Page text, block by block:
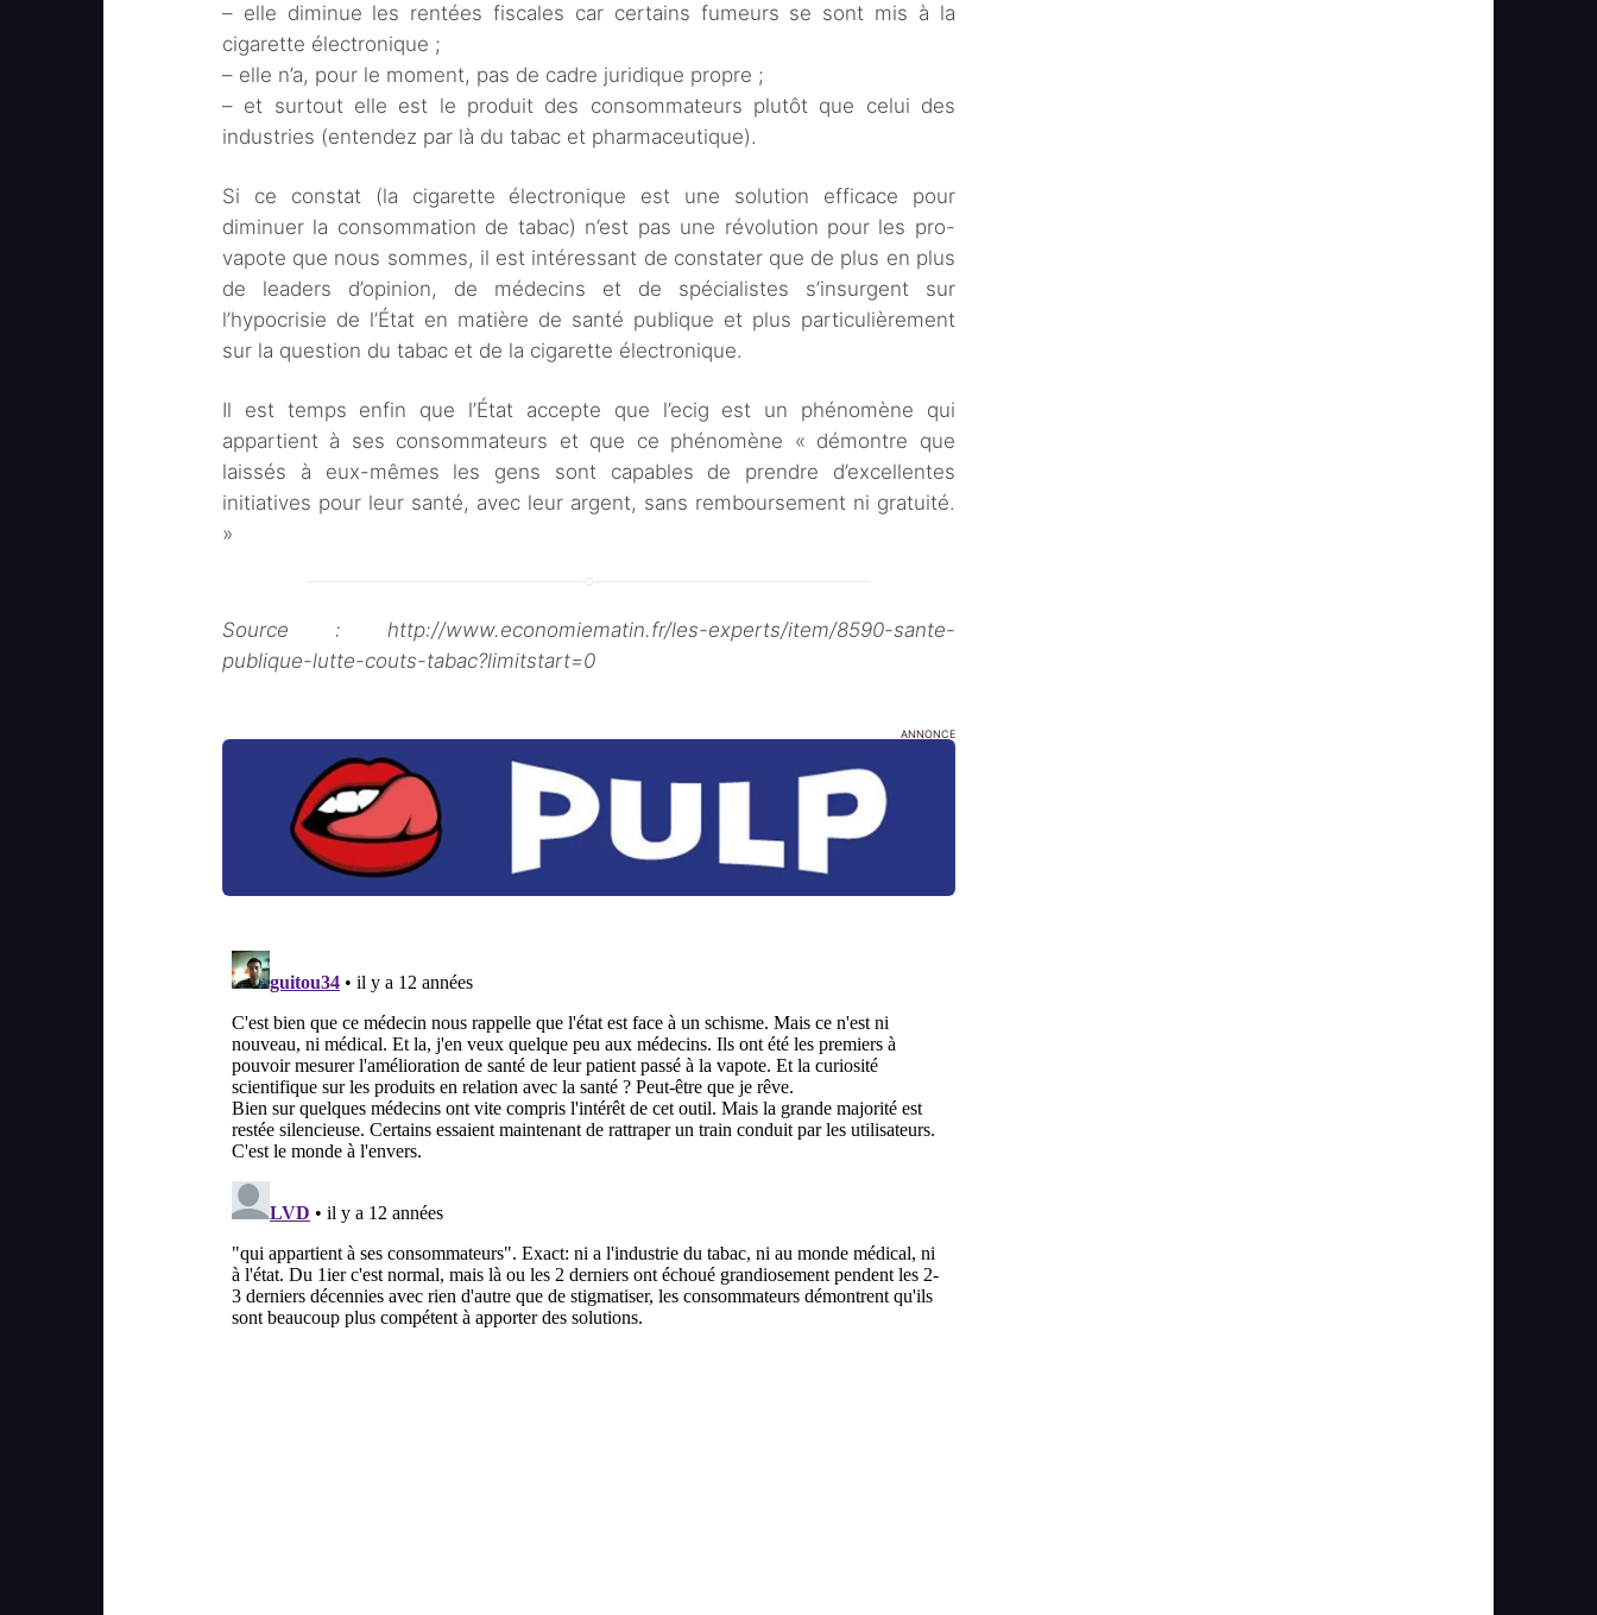
– elle diminue les rentées fiscales car certains fumeurs se sont mis à la
cigarette électronique ;
– elle n’a, pour le moment, pas de cadre juridique propre ;
– et surtout elle est le produit des consommateurs plutôt que celui des
industries (entendez par là du tabac et pharmaceutique).
Si ce constat (la cigarette électronique est une solution efficace pour
diminuer la consommation de tabac) n’est pas une révolution pour les pro-
vapote que nous sommes, il est intéressant de constater que de plus en plus
de leaders d’opinion, de médecins et de spécialistes s’insurgent sur
l’hypocrisie de l’État en matière de santé publique et plus particulièrement
sur la question du tabac et de la cigarette électronique.
Il est temps enfin que l’État accepte que l’ecig est un phénomène qui
appartient à ses consommateurs et que ce phénomène « démontre que
laissés à eux-mêmes les gens sont capables de prendre d’excellentes
initiatives pour leur santé, avec leur argent, sans remboursement ni gratuité.
»
Source : http://www.economiematin.fr/les-experts/item/8590-sante-
publique-lutte-couts-tabac?limitstart=0
ANNONCE